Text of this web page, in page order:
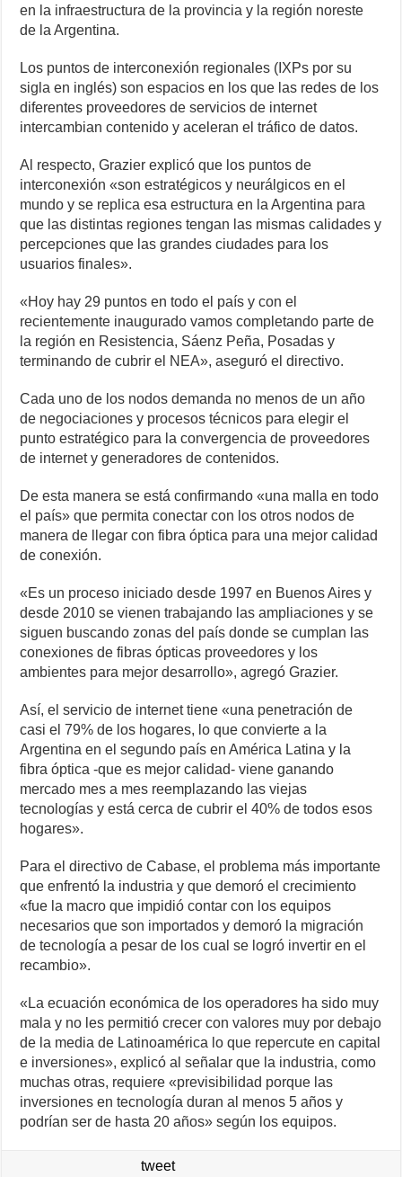
en la infraestructura de la provincia y la región noreste
de la Argentina.
Los puntos de interconexión regionales (IXPs por su
sigla en inglés) son espacios en los que las redes de los
diferentes proveedores de servicios de internet
intercambian contenido y aceleran el tráfico de datos.
Al respecto, Grazier explicó que los puntos de
interconexión «son estratégicos y neurálgicos en el
mundo y se replica esa estructura en la Argentina para
que las distintas regiones tengan las mismas calidades y
percepciones que las grandes ciudades para los
usuarios finales».
«Hoy hay 29 puntos en todo el país y con el
recientemente inaugurado vamos completando parte de
la región en Resistencia, Sáenz Peña, Posadas y
terminando de cubrir el NEA», aseguró el directivo.
Cada uno de los nodos demanda no menos de un año
de negociaciones y procesos técnicos para elegir el
punto estratégico para la convergencia de proveedores
de internet y generadores de contenidos.
De esta manera se está confirmando «una malla en todo
el país» que permita conectar con los otros nodos de
manera de llegar con fibra óptica para una mejor calidad
de conexión.
«Es un proceso iniciado desde 1997 en Buenos Aires y
desde 2010 se vienen trabajando las ampliaciones y se
siguen buscando zonas del país donde se cumplan las
conexiones de fibras ópticas proveedores y los
ambientes para mejor desarrollo», agregó Grazier.
Así, el servicio de internet tiene «una penetración de
casi el 79% de los hogares, lo que convierte a la
Argentina en el segundo país en América Latina y la
fibra óptica -que es mejor calidad- viene ganando
mercado mes a mes reemplazando las viejas
tecnologías y está cerca de cubrir el 40% de todos esos
hogares».
Para el directivo de Cabase, el problema más importante
que enfrentó la industria y que demoró el crecimiento
«fue la macro que impidió contar con los equipos
necesarios que son importados y demoró la migración
de tecnología a pesar de los cual se logró invertir en el
recambio».
«La ecuación económica de los operadores ha sido muy
mala y no les permitió crecer con valores muy por debajo
de la media de Latinoamérica lo que repercute en capital
e inversiones», explicó al señalar que la industria, como
muchas otras, requiere «previsibilidad porque las
inversiones en tecnología duran al menos 5 años y
podrían ser de hasta 20 años» según los equipos.
tweet